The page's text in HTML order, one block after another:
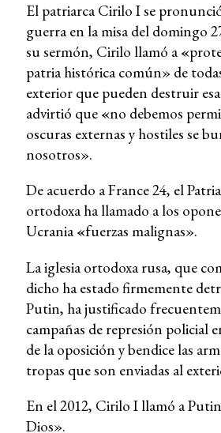
El patriarca Cirilo I se
guerra en la misa del domingo
su sermón, Cirilo llamó a «
patria histórica común» de
exterior que pueden destruir
advirtió que «no debemos
oscuras externas y hostiles se
nosotros».
De acuerdo a France 24, el
ortodoxa ha llamado a los
Ucrania «fuerzas malignas».
La iglesia ortodoxa rusa, que
dicho ha estado firmemente
Putin, ha justificado
campañas de represión policial
de la oposición y bendice las
tropas que son enviadas al
En el 2012, Cirilo I llamó a Putin
Dios».